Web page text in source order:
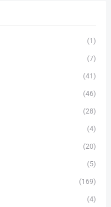
(1)
(7)
(41)
(46)
(28)
(4)
(20)
(5)
(169)
(4)